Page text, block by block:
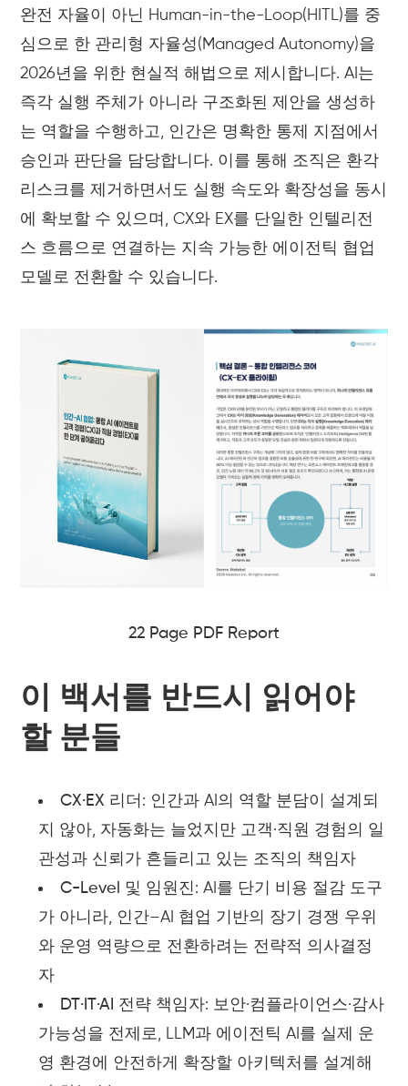
완전 자율이 아닌 Human-in-the-Loop(HITL)를 중
심으로 한 관리형 자율성(Managed Autonomy)을
2026년을 위한 현실적 해법으로 제시합니다. AI는
즉각 실행 주체가 아니라 구조화된 제안을 생성하
는 역할을 수행하고, 인간은 명확한 통제 지점에서
승인과 판단을 담당합니다. 이를 통해 조직은 환각
리스크를 제거하면서도 실행 속도와 확장성을 동시
에 확보할 수 있으며, CX와 EX를 단일한 인텔리전
스 흐름으로 연결하는 지속 가능한 에이전틱 협업
모델로 전환할 수 있습니다.
22 Page PDF Report
이 백서를 반드시 읽어야
할 분들
CX·EX 리더 : 인간과 AI의 역할 분담이 설계되
지 않아, 자동화는 늘었지만 고객·직원 경험의 일
관성과 신뢰가 흔들리고 있는 조직의 책임자
C-Level 및 임원진: AI를 단기 비용 절감 도구
가 아니라, 인간–AI 협업 기반의 장기 경쟁 우위
와 운영 역량으로 전환하려는 전략적 의사결정
자
DT·IT·AI 전략 책임자: 보안·컴플라이언스·감사
가능성을 전제로, LLM과 에이전틱 AI를 실제 운
영 환경에 안전하게 확장할 아키텍처를 설계해